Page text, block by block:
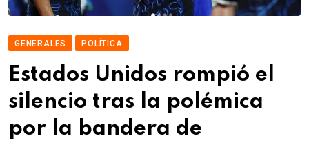
GENERALES POLÍTICA
Estados Unidos rompió el
silencio tras la polémica
por la bandera de